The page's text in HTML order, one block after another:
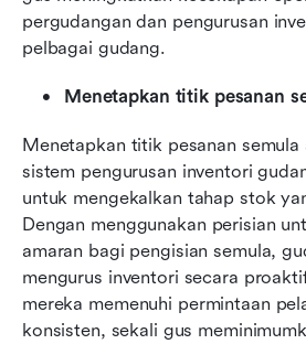
pergudangan dan pengurusan
pelbagai gudang.
Menetapkan titik pesanan
Menetapkan titik pesanan
sistem pengurusan inventori
untuk mengekalkan tahap stok
Dengan menggunakan perisian
amaran bagi pengisian semula,
mengurus inventori secara
mereka memenuhi permintaan
konsisten, sekali gus